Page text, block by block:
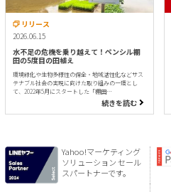
リリース
2026.06.15
水不足の危機を乗り越えて！ペンシル棚
田の5度目の田植え
環境緑化や生物多様性の保全・地域活性化などサス
テナブル社会の実現に向けた取り組みの一環とし
て、2022年5月にスタートした「棚田…
続きを読む
Yahoo!マーケティング
ソリューション セール
スパートナーです。